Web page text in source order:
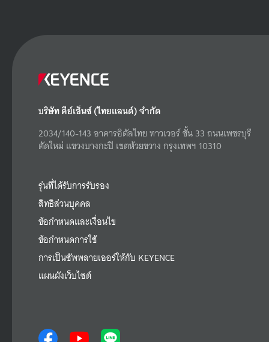
บริษัท คีย์เอ็นซ์ (ไทยแลนด์) จำกัด
2034/140-143 อาคารอิตัลไทย ทาวเวอร์ ชั้น 33 ถนนเพชรบุรี
ตัดใหม่ แขวงบางกะปิ เขตห้วยขวาง กรุงเทพฯ 10310
รุ่นที่ได้รับการรับรอง
สิทธิส่วนบุคคล
ข้อกำหนดและเงื่อนไข
ข้อกำหนดการใช้
การเป็นซัพพลายเออร์ให้กับ KEYENCE
แผนผังเว็บไซต์